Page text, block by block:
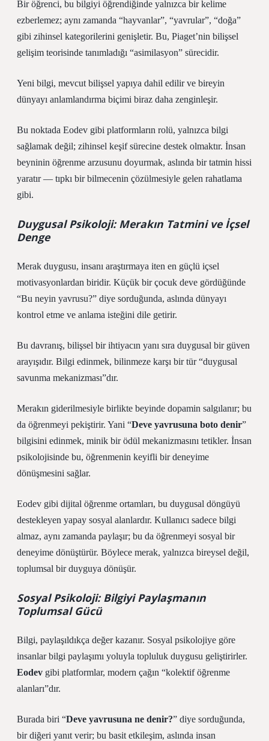
Bir öğrenci, bu bilgiyi öğrendiğinde yalnızca bir kelime
ezberlemez; aynı zamanda “hayvanlar”, “yavrular”, “doğa”
gibi zihinsel kategorilerini genişletir. Bu, Piaget’nin bilişsel
gelişim teorisinde tanımladığı “asimilasyon” sürecidir.
Yeni bilgi, mevcut bilişsel yapıya dahil edilir ve bireyin
dünyayı anlamlandırma biçimi biraz daha zenginleşir.
Bu noktada Eodev gibi platformların rolü, yalnızca bilgi
sağlamak değil; zihinsel keşif sürecine destek olmaktır. İnsan
beyninin öğrenme arzusunu doyurmak, aslında bir tatmin hissi
yaratır — tıpkı bir bilmecenin çözülmesiyle gelen rahatlama
gibi.
Duygusal Psikoloji: Merakın Tatmini ve İçsel
Denge
Merak duygusu, insanı araştırmaya iten en güçlü içsel
motivasyonlardan biridir. Küçük bir çocuk deve gördüğünde
“Bu neyin yavrusu?” diye sorduğunda, aslında dünyayı
kontrol etme ve anlama isteğini dile getirir.
Bu davranış, bilişsel bir ihtiyacın yanı sıra duygusal bir güven
arayışıdır. Bilgi edinmek, bilinmeze karşı bir tür “duygusal
savunma mekanizması”dır.
Merakın giderilmesiyle birlikte beyinde dopamin salgılanır; bu
da öğrenmeyi pekiştirir. Yani “Deve yavrusuna boto denir”
bilgisini edinmek, minik bir ödül mekanizmasını tetikler. İnsan
psikolojisinde bu, öğrenmenin keyifli bir deneyime
dönüşmesini sağlar.
Eodev gibi dijital öğrenme ortamları, bu duygusal döngüyü
destekleyen yapay sosyal alanlardır. Kullanıcı sadece bilgi
almaz, aynı zamanda paylaşır; bu da öğrenmeyi sosyal bir
deneyime dönüştürür. Böylece merak, yalnızca bireysel değil,
toplumsal bir duyguya dönüşür.
Sosyal Psikoloji: Bilgiyi Paylaşmanın
Toplumsal Gücü
Bilgi, paylaşıldıkça değer kazanır. Sosyal psikolojiye göre
insanlar bilgi paylaşımı yoluyla topluluk duygusu geliştirirler.
Eodev gibi platformlar, modern çağın “kolektif öğrenme
alanları”dır.
Burada biri “Deve yavrusuna ne denir?” diye sorduğunda,
bir diğeri yanıt verir; bu basit etkileşim, aslında insan